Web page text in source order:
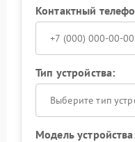
Контактный
Тип устройства:
Выберите тип
Модель